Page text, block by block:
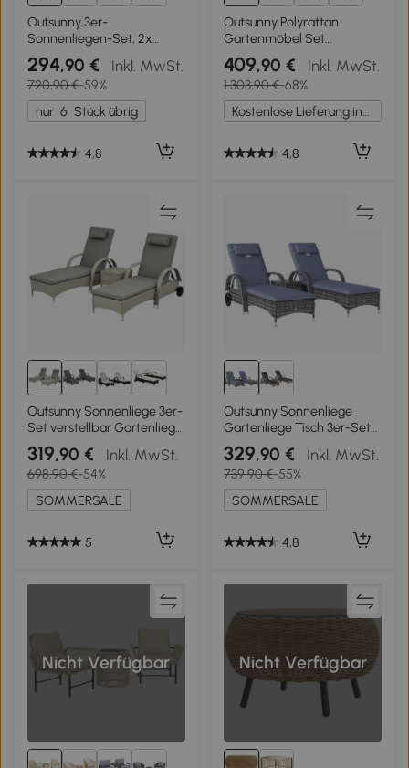
Outsunny 3er-
Sonnenliegen-Set, 2x
Gartenliege mit
Beistelltisch, inkl.
Liegeauflagen, Polyrattan,
Braun+Cremeweiß
294,90 € Inkl. MwSt.
720,90 €-59%
nur 6 Stück übrig
4,8
2+
Outsunny Polyrattan
Gartenmöbel Set
Couchtisch Dreisitzersofa
Doppelsofa mit
Beistelltisch abnehmbar
Kissen Grau+Braun
409,90 € Inkl. MwSt.
1.303,90 €-68%
Kostenlose Lieferung innerhalb Deutschlands
4,8
Outsunny Sonnenliege 3er-
Set verstellbar Gartenliege
Set mit Tisch Gartenmöbel
aus Polyrattan Grau
319,90 € Inkl. MwSt.
698,90 €-54%
SOMMERSALE
5
Outsunny Sonnenliege
Gartenliege Tisch 3er-Set
Gartenmöbel,
Polyrattan+Metall Grau
329,90 € Inkl. MwSt.
739,90 €-55%
SOMMERSALE
4,8
Nicht Verfügbar Nicht Verfügbar